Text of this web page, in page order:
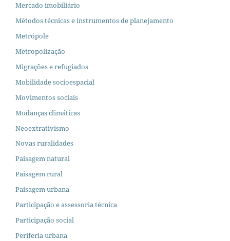
Mercado imobiliário
Métodos técnicas e instrumentos de planejamento
Metrópole
Metropolização
Migrações e refugiados
Mobilidade socioespacial
Movimentos sociais
Mudanças climáticas
Neoextrativismo
Novas ruralidades
Paisagem natural
Paisagem rural
Paisagem urbana
Participação e assessoria técnica
Participação social
Periferia urbana